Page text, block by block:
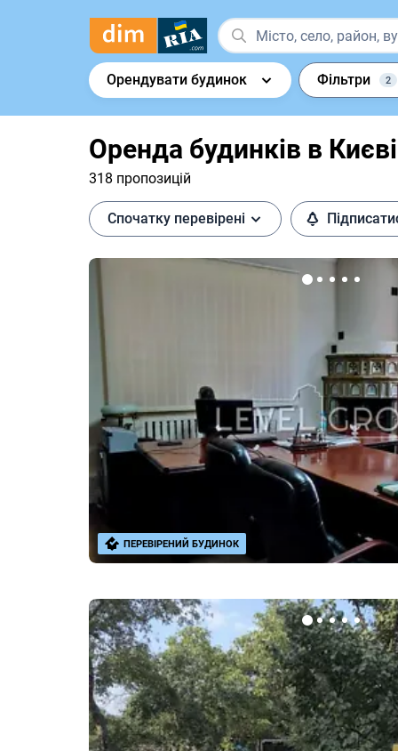
Орендувати будинок Фільтри 2
Оренда будинків в Києві
318 пропозицій
Спочатку перевірені
ПЕРЕВІРЕНИЙ БУДИНОК